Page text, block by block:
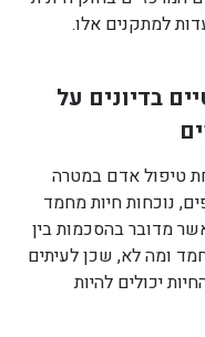
למתקנים אלו.
בדיונים על
טיפול אדם במטרה
נוכחות חיות מחמד
מדובר בהסכמות בין
ומה לא, שכן לעיתים
יכולים להיות